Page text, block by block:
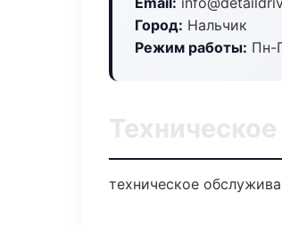
Город: Нальчик
Режим работы: Пн-
техническое